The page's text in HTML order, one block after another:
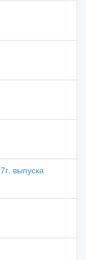
выпуска